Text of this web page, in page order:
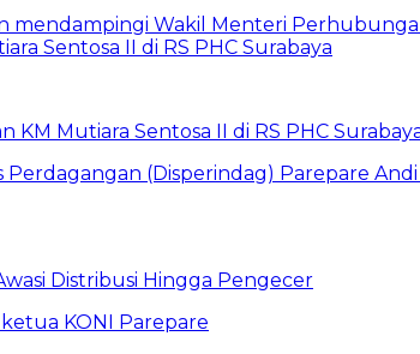
Mutiara Sentosa II di RS PHC
Distribusi Hingga Pengecer